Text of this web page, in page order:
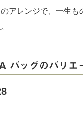
アレンジで、一生
バッグのバリエ